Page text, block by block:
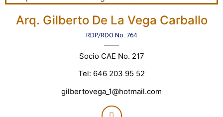
Arq. Gilberto De La Vega Carballo
RDP/RDO No. 764
Socio CAE No. 217
Tel: 646 203 95 52
gilbertovega_1@hotmail.com